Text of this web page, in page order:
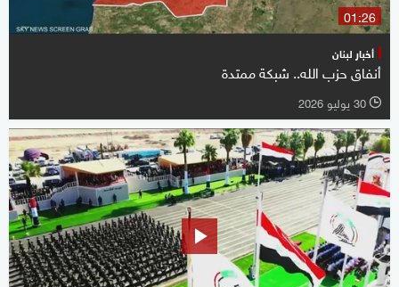
01:26
أخبار لبنان
أنفاق حزب الله.. شبكة ممتدة
l 30 يوليو 2026